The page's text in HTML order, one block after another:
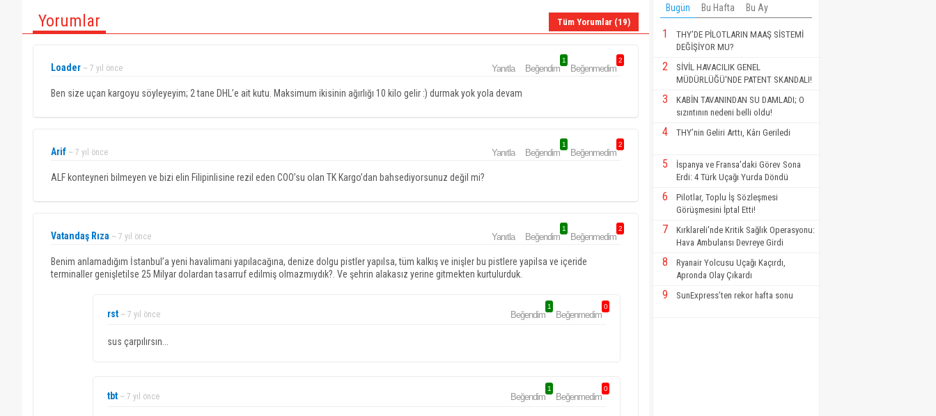
Yorumlar Tüm Yorumlar (19)
Loader ~ 7 yıl önce Yanıtla Beğendim
1
Beğenmedim
2
Ben size uçan kargoyu söyleyeyim; 2 tane DHL’e ait kutu. Maksimum ikisinin ağırlığı 10 kilo gelir :) durmak yok yola devam
Arif ~ 7 yıl önce Yanıtla Beğendim
1
Beğenmedim
2
ALF konteyneri bilmeyen ve bizi elin Filipinlisine rezil eden COO’su olan TK Kargo’dan bahsediyorsunuz değil mi?
Vatandaş Rıza ~ 7 yıl önce Yanıtla Beğendim
1
Beğenmedim
2
Benim anlamadığım İstanbul’a yeni havalimani yapılacağına, denize dolgu pistler yapılsa, tüm kalkış ve inişler bu pistlere yapilsa ve içeride
terminaller genişletilse 25 Milyar dolardan tasarruf edilmiş olmazmıydık?. Ve şehrin alakasız yerine gitmekten kurtulurduk.
rst ~ 7 yıl önce Beğendim
1
Beğenmedim
0
sus çarpılırsın...
tbt ~ 7 yıl önce Beğendim
1
Beğenmedim
0
Bugün Bu Hafta Bu Ay
1
THY’DE PİLOTLARIN MAAŞ SİSTEMİ
DEĞİŞİYOR MU?
2
SİVİL HAVACILIK GENEL
MÜDÜRLÜĞÜ'NDE PATENT SKANDALI!
3
KABİN TAVANINDAN SU DAMLADI; O
sızıntının nedeni belli oldu!
4 THY’nin Geliri Arttı, Kârı Geriledi
5
İspanya ve Fransa'daki Görev Sona
Erdi: 4 Türk Uçağı Yurda Döndü
6
Pilotlar, Toplu İş Sözleşmesi
Görüşmesini İptal Etti!
7
Kırklareli'nde Kritik Sağlık Operasyonu:
Hava Ambulansı Devreye Girdi
8
Ryanair Yolcusu Uçağı Kaçırdı,
Apronda Olay Çıkardı
9 SunExpress’ten rekor hafta sonu